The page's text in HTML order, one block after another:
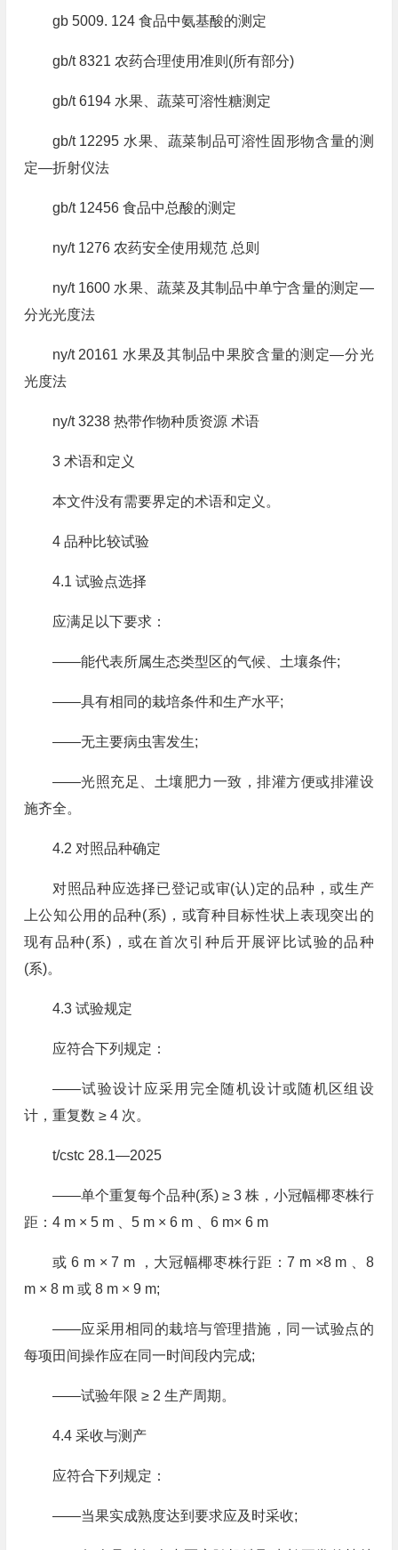
gb 5009. 124 食品中氨基酸的测定
gb/t 8321 农药合理使用准则(所有部分)
gb/t 6194 水果、蔬菜可溶性糖测定
gb/t 12295 水果、蔬菜制品可溶性固形物含量的测
定—折射仪法
gb/t 12456 食品中总酸的测定
ny/t 1276 农药安全使用规范 总则
ny/t 1600 水果、蔬菜及其制品中单宁含量的测定—
分光光度法
ny/t 20161 水果及其制品中果胶含量的测定—分光
光度法
ny/t 3238 热带作物种质资源 术语
3 术语和定义
本文件没有需要界定的术语和定义。
4 品种比较试验
4.1 试验点选择
应满足以下要求：
——能代表所属生态类型区的气候、土壤条件;
——具有相同的栽培条件和生产水平;
——无主要病虫害发生;
——光照充足、土壤肥力一致，排灌方便或排灌设
施齐全。
4.2 对照品种确定
对照品种应选择已登记或审(认)定的品种，或生产
上公知公用的品种(系)，或育种目标性状上表现突出的
现有品种(系)，或在首次引种后开展评比试验的品种
(系)。
4.3 试验规定
应符合下列规定：
——试验设计应采用完全随机设计或随机区组设
计，重复数 ≥ 4 次。
t/cstc 28.1—2025
——单个重复每个品种(系) ≥ 3 株，小冠幅椰枣株行
距：4 m × 5 m 、5 m × 6 m 、6 m× 6 m
或 6 m × 7 m ，大冠幅椰枣株行距：7 m ×8 m 、8
m × 8 m 或 8 m × 9 m;
——应采用相同的栽培与管理措施，同一试验点的
每项田间操作应在同一时间段内完成;
——试验年限 ≥ 2 生产周期。
4.4 采收与测产
应符合下列规定：
——当果实成熟度达到要求应及时采收;